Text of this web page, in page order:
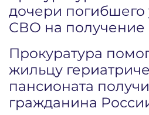
дочери погибшего
СВО на получение
Прокуратура
жильцу
пансионата
гражданина